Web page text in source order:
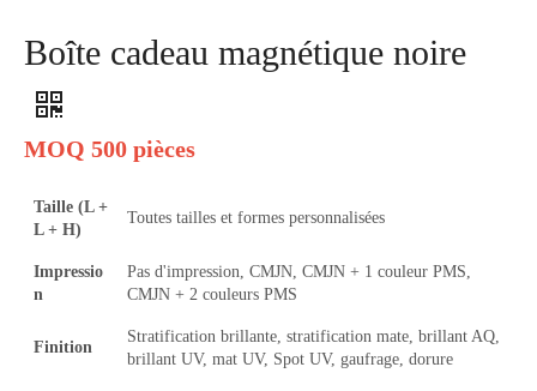
Boîte cadeau magnétique noire
MOQ 500 pièces
Taille (L +
L + H)
Toutes tailles et formes personnalisées
Impressio
n
Pas d'impression, CMJN, CMJN + 1 couleur PMS,
CMJN + 2 couleurs PMS
Finition
Stratification brillante, stratification mate, brillant AQ,
brillant UV, mat UV, Spot UV, gaufrage, dorure